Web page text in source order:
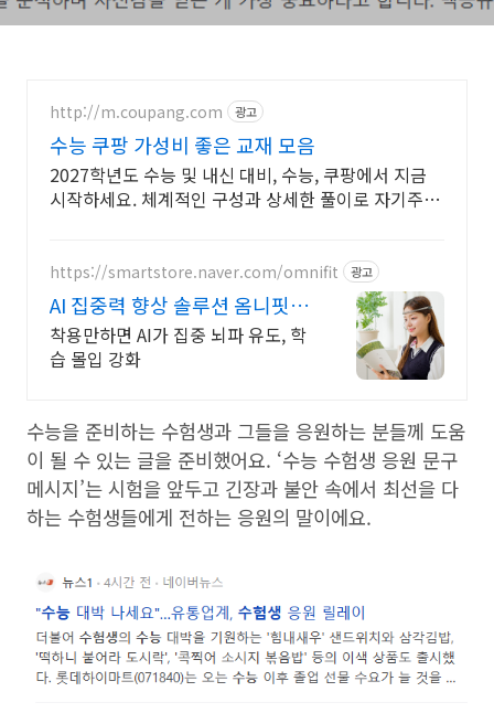
http://m.coupang.com 광고
수능 쿠팡 가성비 좋은 교재 모음
2027학년도 수능 및 내신 대비, 수능, 쿠팡에서 지금
시작하세요. 체계적인 구성과 상세한 풀이로 자기주도
https://smartstore.naver.com/omnifit 광고
AI 집중력 향상 솔루션 옴니핏
브레인
착용만하면 AI가 집중 뇌파 유도, 학
습 몰입 강화
수능을 준비하는 수험생과 그들을 응원하는 분들께 도움
이 될 수 있는 글을 준비했어요. ‘수능 수험생 응원 문구
메시지’는 시험을 앞두고 긴장과 불안 속에서 최선을 다
하는 수험생들에게 전하는 응원의 말이에요.